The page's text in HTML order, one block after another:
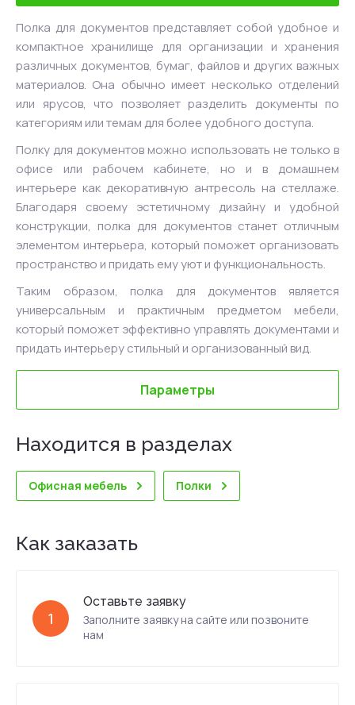
Полка для документов представляет собой удобное и
компактное хранилище для организации и хранения
различных документов, бумаг, файлов и других важных
материалов. Она обычно имеет несколько отделений
или ярусов, что позволяет разделить документы по
категориям или темам для более удобного доступа.
Полку для документов можно использовать не только в
офисе или рабочем кабинете, но и в домашнем
интерьере как декоративную антресоль на стеллаже.
Благодаря своему эстетичному дизайну и удобной
конструкции, полка для документов станет отличным
элементом интерьера, который поможет организовать
пространство и придать ему уют и функциональность.
Таким образом, полка для документов является
универсальным и практичным предметом мебели,
который поможет эффективно управлять документами и
придать интерьеру стильный и организованный вид.
Параметры
Находится в разделах
Офисная мебель Полки
Как заказать
1
Оставьте заявку
Заполните заявку на сайте или позвоните
нам